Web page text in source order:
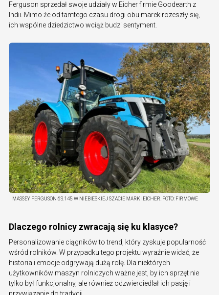
Ferguson sprzedał swoje udziały w Eicher firmie Goodearth z
Indii. Mimo że od tamtego czasu drogi obu marek rozeszły się,
ich wspólne dziedzictwo wciąż budzi sentyment.
MASSEY FERGUSON 6S.145 W NIEBIESKIEJ SZACIE MARKI EICHER. FOTO: FIRMOWE
Dlaczego rolnicy zwracają się ku klasyce?
Personalizowanie ciągników to trend, który zyskuje popularność
wśród rolników. W przypadku tego projektu wyraźnie widać, że
historia i emocje odgrywają dużą rolę. Dla niektórych
użytkowników maszyn rolniczych ważne jest, by ich sprzęt nie
tylko był funkcjonalny, ale również odzwierciedlał ich pasję i